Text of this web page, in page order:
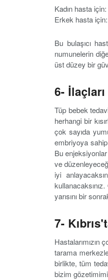
Kadın hasta
Erkek hasta
Bu bulaşıcı
numunelerin
üst düzey bir
6-
Tüp bebek
herhangi bir
çok sayıda
embriyoya sahip
Bu
ve
iyi
yarısını bir
7-
tarama
birlikte, tüm
bizim